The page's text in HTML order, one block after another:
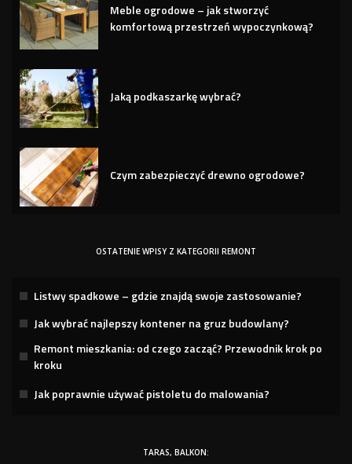
Meble ogrodowe – jak stworzyć
komfortową przestrzeń wypoczynkową?
Jaką podkaszarkę wybrać?
Czym zabezpieczyć drewno ogrodowe?
OSTATENIE WPISY Z KATEGORII REMONT
Listwy spadkowe – gdzie znajdą swoje zastosowanie?
Jak wybrać najlepszy kontener na gruz budowlany?
Remont mieszkania: od czego zacząć? Przewodnik krok po
kroku
Jak poprawnie używać pistoletu do malowania?
TARAS, BALKON: